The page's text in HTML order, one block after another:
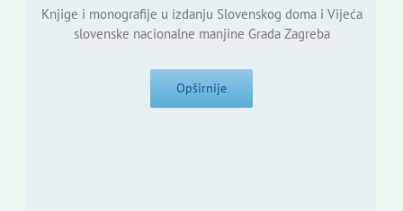
Knjige i monografije u izdanju Slovenskog doma i Vijeća
slovenske nacionalne manjine Grada Zagreba
Opširnije